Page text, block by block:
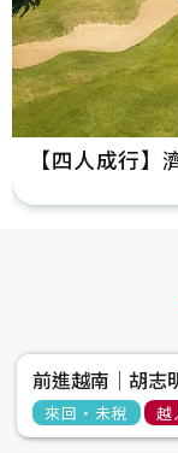
【四人成行】
前進越南│胡志
來回‧未稅 越